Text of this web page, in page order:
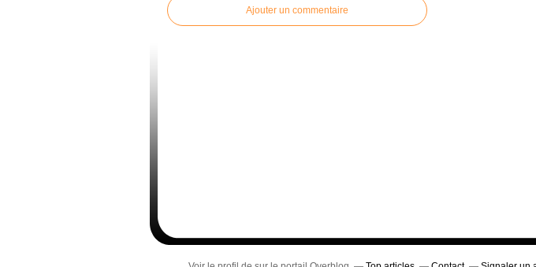
Ajouter un commentaire